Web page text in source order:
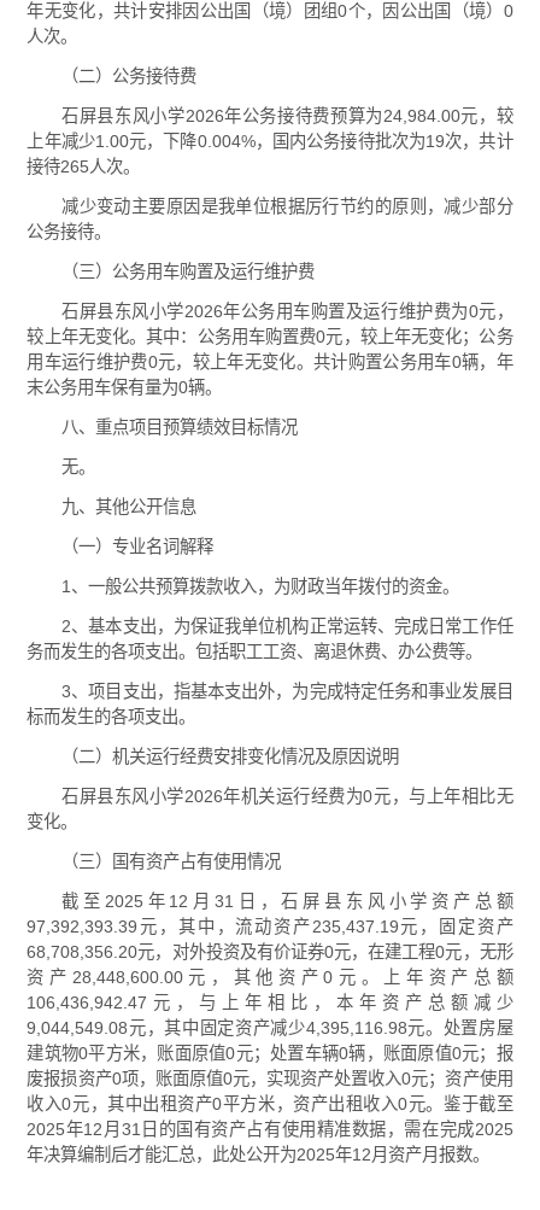
年无变化，共计安排因公出国（境）团组0个，因公出国（境）0
人次。
（二）公务接待费
石屏县东风小学2026年公务接待费预算为24,984.00元，较
上年减少1.00元，下降0.004%，国内公务接待批次为19次，共计
接待265人次。
减少变动主要原因是我单位根据厉行节约的原则，减少部分
公务接待。
（三）公务用车购置及运行维护费
石屏县东风小学2026年公务用车购置及运行维护费为0元，
较上年无变化。其中：公务用车购置费0元，较上年无变化；公务
用车运行维护费0元，较上年无变化。共计购置公务用车0辆，年
末公务用车保有量为0辆。
八、重点项目预算绩效目标情况
无。
九、其他公开信息
（一）专业名词解释
1、一般公共预算拨款收入，为财政当年拨付的资金。
2、基本支出，为保证我单位机构正常运转、完成日常工作任
务而发生的各项支出。包括职工工资、离退休费、办公费等。
3、项目支出，指基本支出外，为完成特定任务和事业发展目
标而发生的各项支出。
（二）机关运行经费安排变化情况及原因说明
石屏县东风小学2026年机关运行经费为0元，与上年相比无
变化。
（三）国有资产占有使用情况
截至2025年12月31日，石屏县东风小学资产总额
97,392,393.39元，其中，流动资产235,437.19元，固定资产
68,708,356.20元，对外投资及有价证券0元，在建工程0元，无形
资产28,448,600.00元，其他资产0元。上年资产总额
106,436,942.47元，与上年相比，本年资产总额减少
9,044,549.08元，其中固定资产减少4,395,116.98元。处置房屋
建筑物0平方米，账面原值0元；处置车辆0辆，账面原值0元；报
废报损资产0项，账面原值0元，实现资产处置收入0元；资产使用
收入0元，其中出租资产0平方米，资产出租收入0元。鉴于截至
2025年12月31日的国有资产占有使用精准数据，需在完成2025
年决算编制后才能汇总，此处公开为2025年12月资产月报数。